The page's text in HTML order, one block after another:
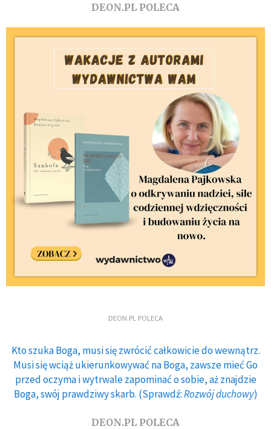
DEON.PL POLECA
DEON.PL POLECA
Kto szuka Boga, musi się zwrócić całkowicie do wewnątrz.
Musi się wciąż ukierunkowywać na Boga, zawsze mieć Go
przed oczyma i wytrwale zapominać o sobie, aż znajdzie
Boga, swój prawdziwy skarb. (Sprawdź:Rozwój duchowy)
DEON.PL POLECA